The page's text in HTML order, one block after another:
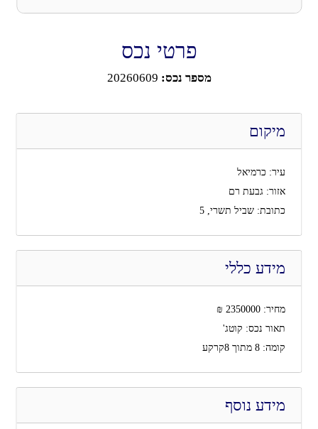
פרטי נכס
מספר נכס: 20260609
מיקום
עיר: כרמיאל
אזור: גבעת רם
כתובת: שביל תשרי, 5
מידע כללי
מחיר:
₪
תאור נכס: קוטג'
קומה:
מידע נוסף